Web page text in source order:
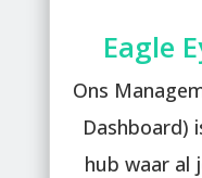
Eagle
Ons
Dashboard)
hub waar al